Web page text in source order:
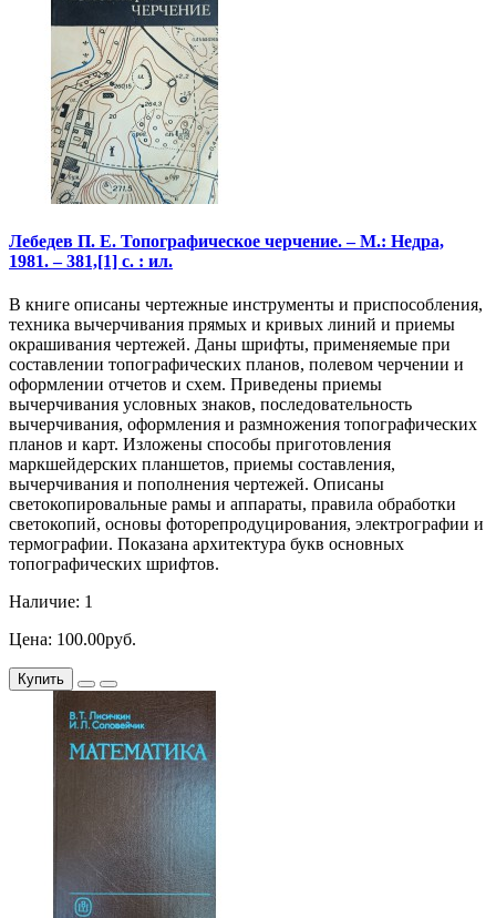
Лебедев П. Е. Топографическое черчение. – М.: Недра,
1981. – 381,[1] с. : ил.
В книге описаны чертежные инструменты и приспособления,
техника вычерчивания прямых и кривых линий и приемы
окрашивания чертежей. Даны шрифты, применяемые при
составлении топографических планов, полевом черчении и
оформлении отчетов и схем. Приведены приемы
вычерчивания условных знаков, последовательность
вычерчивания, оформления и размножения топографических
планов и карт. Изложены способы приготовления
маркшейдерских планшетов, приемы составления,
вычерчивания и пополнения чертежей. Описаны
светокопировальные рамы и аппараты, правила обработки
светокопий, основы фоторепродуцирования, электрографии и
термографии. Показана архитектура букв основных
топографических шрифтов.
Наличие: 1
Цена: 100.00руб.
Купить